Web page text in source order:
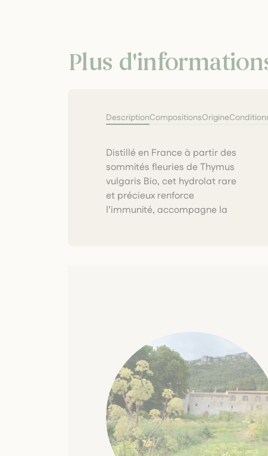
Plus
DescriptionCompositionsOrigine
Distillé en France à partir des
sommités fleuries de Thymus
vulgaris Bio, cet hydrolat rare
et précieux renforce
l’immunité, accompagne la
sphère respiratoire et purifie
en douceur. Sa finesse
aromatique le rend accessible